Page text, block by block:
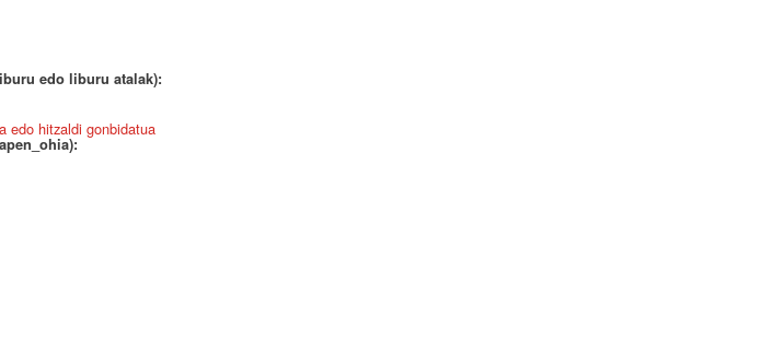
edo liburu atalak):
edo hitzaldi gonbidatua